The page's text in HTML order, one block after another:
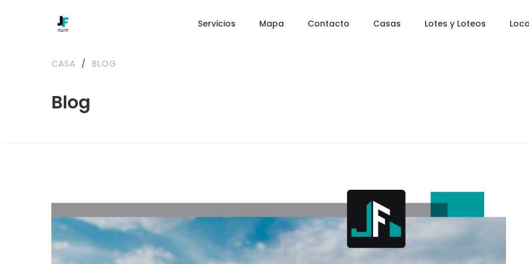
Servicios Mapa Contacto Casas Lotes y Loteos
Blog
CASA / BLOG